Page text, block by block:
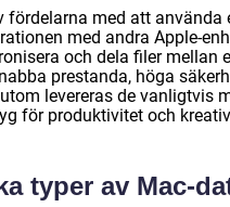
fördelarna med att använda
med andra Apple-
och dela filer mellan
prestanda, höga
levereras de vanligtvis
för produktivitet och
typer av Mac-